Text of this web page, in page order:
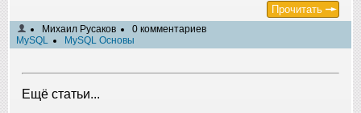
Прочитать
Михаил Русаков
0 комментариев
MySQL
MySQL Основы
Ещё статьи...